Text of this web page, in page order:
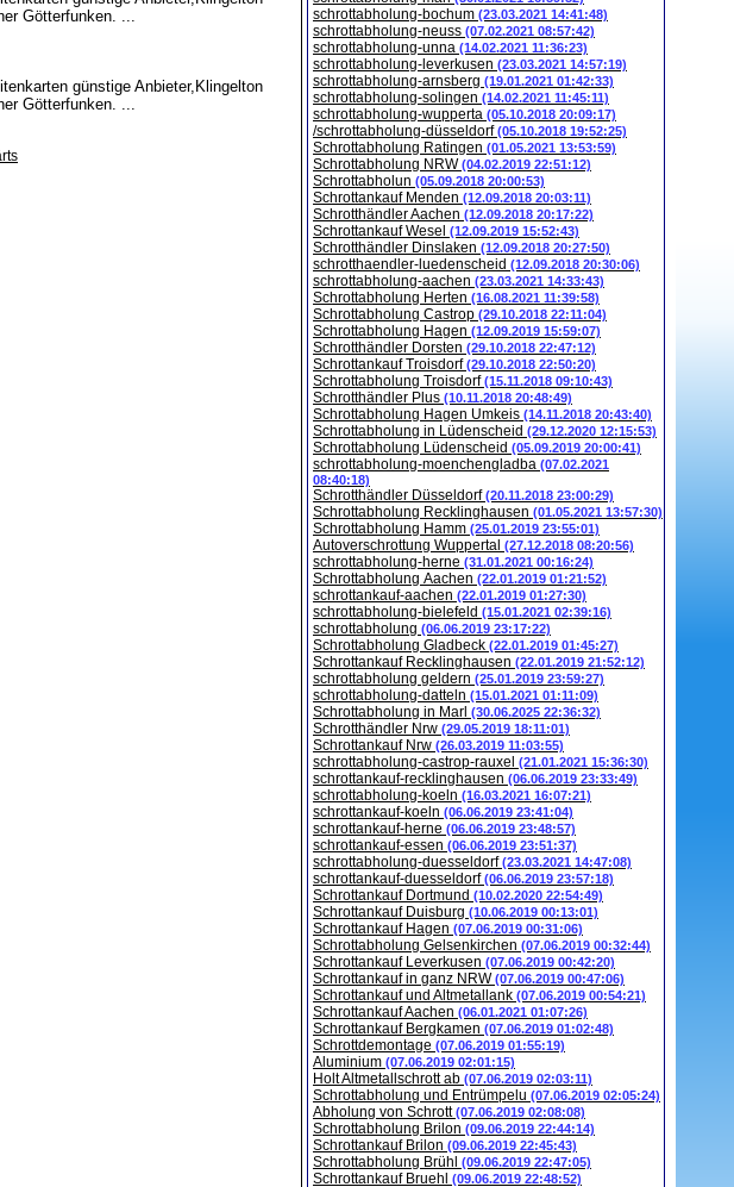
Götterfunken. ...
günstige Anbieter,Klingelton
Götterfunken. ...
schrottabholung-bochum (23.03.2021 14:41:48)
schrottabholung-neuss (07.02.2021 08:57:42)
schrottabholung-unna (14.02.2021 11:36:23)
schrottabholung-leverkusen (23.03.2021 14:57:19)
schrottabholung-arnsberg (19.01.2021 01:42:33)
schrottabholung-solingen (14.02.2021 11:45:11)
schrottabholung-wupperta (05.10.2018 20:09:17)
/schrottabholung-düsseldorf(05.10.2018 19:52:25)
Schrottabholung Ratingen (01.05.2021 13:53:59)
Schrottabholung NRW(04.02.2019 22:51:12)
Schrottabholun (05.09.2018 20:00:53)
Schrottankauf Menden (12.09.2018 20:03:11)
Schrotthändler Aachen (12.09.2018 20:17:22)
Schrottankauf Wesel (12.09.2019 15:52:43)
Schrotthändler Dinslaken (12.09.2018 20:27:50)
schrotthaendler-luedenscheid (12.09.2018 20:30:06)
schrottabholung-aachen (23.03.2021 14:33:43)
Schrottabholung Herten (16.08.2021 11:39:58)
Schrottabholung Castrop (29.10.2018 22:11:04)
Schrottabholung Hagen (12.09.2019 15:59:07)
Schrotthändler Dorsten (29.10.2018 22:47:12)
Schrottankauf Troisdorf(29.10.2018 22:50:20)
Schrottabholung Troisdorf(15.11.2018 09:10:43)
Schrotthändler Plus (10.11.2018 20:48:49)
Schrottabholung Hagen Umkeis (14.11.2018 20:43:40)
Schrottabholung in Lüdenscheid (29.12.2020 12:15:53)
Schrottabholung Lüdenscheid (05.09.2019 20:00:41)
schrottabholung-moenchengladba (07.02.2021
08:40:18)
Schrotthändler Düsseldorf(20.11.2018 23:00:29)
Schrottabholung Recklinghausen (01.05.2021 13:57:30)
Schrottabholung Hamm (25.01.2019 23:55:01)
Autoverschrottung Wuppertal (27.12.2018 08:20:56)
schrottabholung-herne (31.01.2021 00:16:24)
Schrottabholung Aachen (22.01.2019 01:21:52)
schrottankauf-aachen (22.01.2019 01:27:30)
schrottabholung-bielefeld (15.01.2021 02:39:16)
schrottabholung (06.06.2019 23:17:22)
Schrottabholung Gladbeck (22.01.2019 01:45:27)
Schrottankauf Recklinghausen (22.01.2019 21:52:12)
schrottabholung geldern (25.01.2019 23:59:27)
schrottabholung-datteln (15.01.2021 01:11:09)
Schrottabholung in Marl (30.06.2025 22:36:32)
Schrotthändler Nrw (29.05.2019 18:11:01)
Schrottankauf Nrw (26.03.2019 11:03:55)
schrottabholung-castrop-rauxel (21.01.2021 15:36:30)
schrottankauf-recklinghausen (06.06.2019 23:33:49)
schrottabholung-koeln (16.03.2021 16:07:21)
schrottankauf-koeln (06.06.2019 23:41:04)
schrottankauf-herne (06.06.2019 23:48:57)
schrottankauf-essen (06.06.2019 23:51:37)
schrottabholung-duesseldorf(23.03.2021 14:47:08)
schrottankauf-duesseldorf(06.06.2019 23:57:18)
Schrottankauf Dortmund (10.02.2020 22:54:49)
Schrottankauf Duisburg (10.06.2019 00:13:01)
Schrottankauf Hagen (07.06.2019 00:31:06)
Schrottabholung Gelsenkirchen (07.06.2019 00:32:44)
Schrottankauf Leverkusen (07.06.2019 00:42:20)
Schrottankauf in ganz NRW(07.06.2019 00:47:06)
Schrottankauf und Altmetallank (07.06.2019 00:54:21)
Schrottankauf Aachen (06.01.2021 01:07:26)
Schrottankauf Bergkamen (07.06.2019 01:02:48)
Schrottdemontage (07.06.2019 01:55:19)
Aluminium (07.06.2019 02:01:15)
Holt Altmetallschrott ab (07.06.2019 02:03:11)
Schrottabholung und Entrümpelu (07.06.2019 02:05:24)
Abholung von Schrott(07.06.2019 02:08:08)
Schrottabholung Brilon (09.06.2019 22:44:14)
Schrottankauf Brilon (09.06.2019 22:45:43)
Schrottabholung Brühl (09.06.2019 22:47:05)
Schrottankauf Bruehl (09.06.2019 22:48:52)